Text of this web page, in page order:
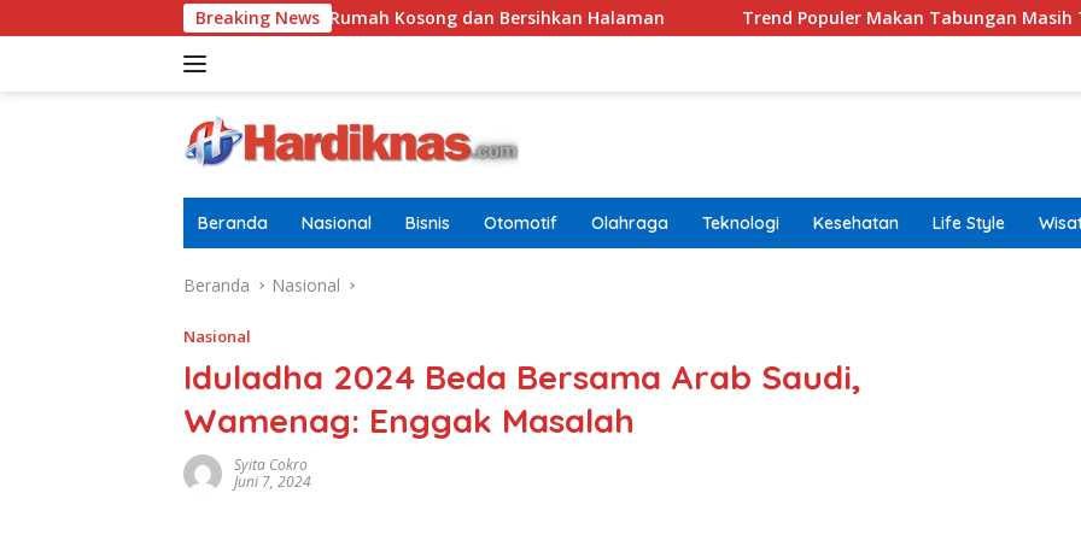
ke
Breaking News
Tugasnya Jaga Rumah Kosong dan Bersihkan Halaman Trend Populer Makan Tabungan Masih Terjadi?
Beranda Nasional Bisnis Otomotif Olahraga Teknologi Kesehatan Life Style
Beranda Nasional
Nasional
Iduladha 2024 Beda Bersama Arab Saudi,
Wamenag: Enggak Masalah
Syita Cokro
Juni 7, 2024